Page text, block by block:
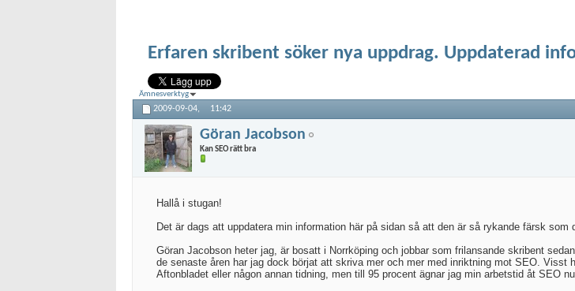
Erfaren skribent söker nya uppdrag. Uppdaterad
Ämnesverktyg
2009-09-04, 11:42
Göran Jacobson
Kan SEO rätt bra
Hallå i stugan!
Det är dags att uppdatera min information här på sidan så att den är så rykande färsk som
Göran Jacobson heter jag, är bosatt i Norrköping och jobbar som frilansande skribent
de senaste åren har jag dock börjat att skriva mer och mer med inriktning mot SEO. Visst
Aftonbladet eller någon annan tidning, men till 95 procent ägnar jag min arbetstid åt SEO